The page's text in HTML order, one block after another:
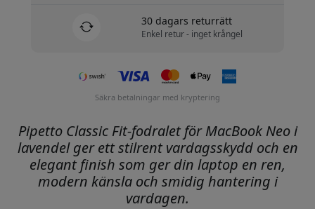
30 dagars returrätt
Enkel retur - inget krångel
Säkra betalningar med kryptering
Pipetto Classic Fit-fodralet för MacBook Neo i
lavendel ger ett stilrent vardagsskydd och en
elegant finish som ger din laptop en ren,
modern känsla och smidig hantering i
vardagen.